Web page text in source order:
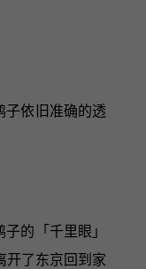
子依旧准确的透
的「千里眼」
开了东京回到家